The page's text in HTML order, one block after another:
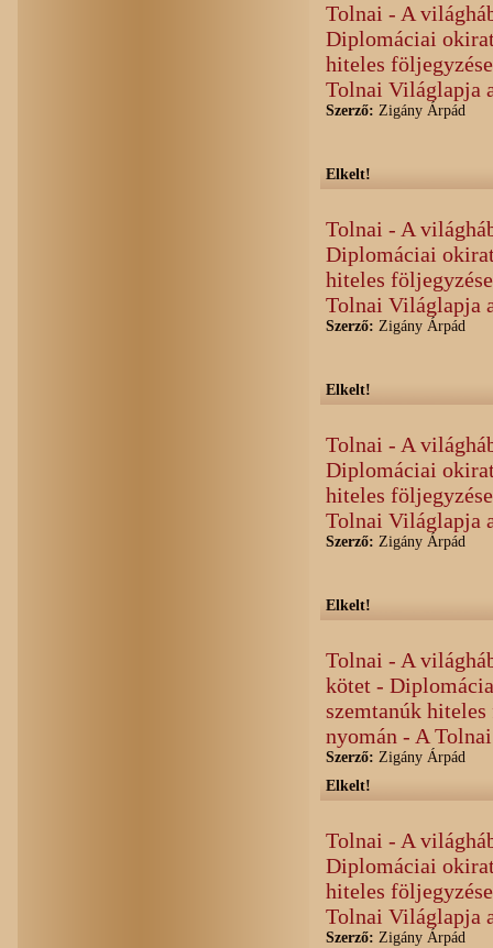
Tolnai - A
Diplomáciai
hiteles
Tolnai Világlapja
Szerző: Zigány Árpád
Elkelt!
Tolnai - A
Diplomáciai
hiteles
Tolnai Világlapja
Szerző: Zigány Árpád
Elkelt!
Tolnai - A
Diplomáciai
hiteles
Tolnai Világlapja
Szerző: Zigány Árpád
Elkelt!
Tolnai - A
kötet -
szemtanúk
nyomán - A
Szerző: Zigány Árpád
Elkelt!
Tolnai - A
Diplomáciai
hiteles
Tolnai Világlapja
Szerző: Zigány Árpád